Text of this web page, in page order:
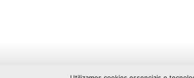
uma ferramenta essencial para
Abrasel, Paulo Solmucci.